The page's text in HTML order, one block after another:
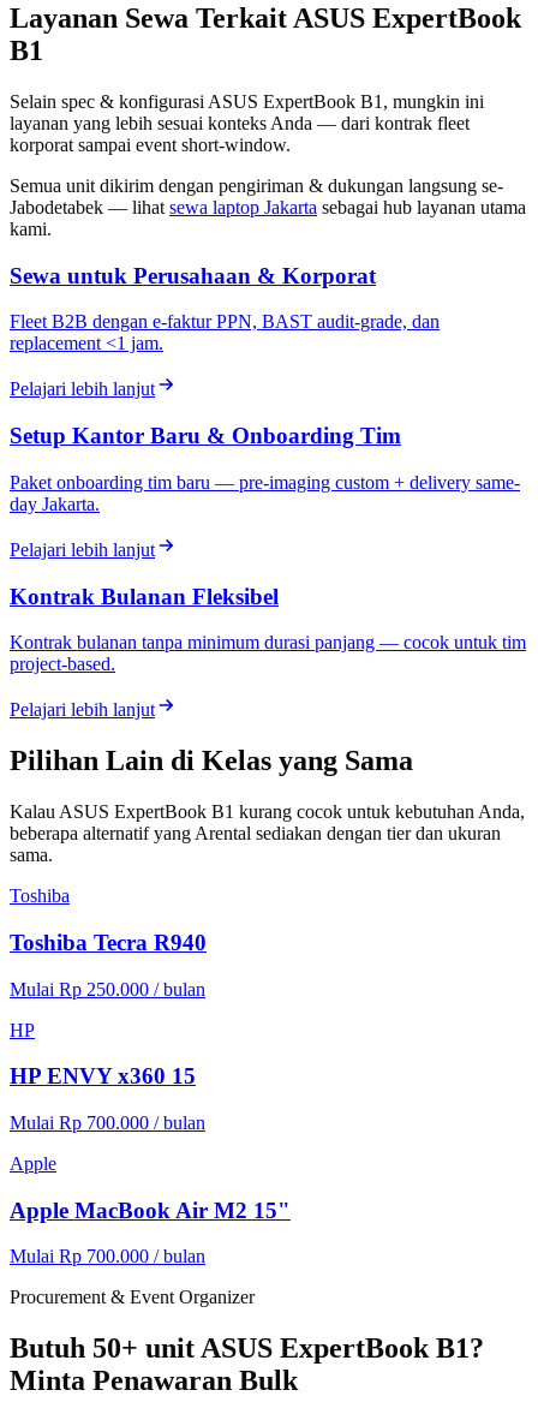
Layanan Sewa Terkait ASUS ExpertBook
B1
Selain spec & konfigurasi ASUS ExpertBook B1, mungkin ini
layanan yang lebih sesuai konteks Anda — dari kontrak fleet
korporat sampai event short-window.
Semua unit dikirim dengan pengiriman & dukungan langsung se-
Jabodetabek — lihat sewa laptop Jakarta sebagai hub layanan utama
kami.
Sewa untuk Perusahaan & Korporat
Fleet B2B dengan e-faktur PPN, BAST audit-grade, dan
replacement <1 jam.
Pelajari lebih lanjut
Setup Kantor Baru & Onboarding Tim
Paket onboarding tim baru — pre-imaging custom + delivery same-
day Jakarta.
Pelajari lebih lanjut
Kontrak Bulanan Fleksibel
Kontrak bulanan tanpa minimum durasi panjang — cocok untuk tim
project-based.
Pelajari lebih lanjut
Pilihan Lain di Kelas yang Sama
Kalau ASUS ExpertBook B1 kurang cocok untuk kebutuhan Anda,
beberapa alternatif yang Arental sediakan dengan tier dan ukuran
sama.
Toshiba
Toshiba Tecra R940
Mulai Rp 250.000 / bulan
HP
HP ENVY x360 15
Mulai Rp 700.000 / bulan
Apple
Apple MacBook Air M2 15"
Mulai Rp 700.000 / bulan
Procurement & Event Organizer
Butuh 50+ unit ASUS ExpertBook B1?
Minta Penawaran Bulk